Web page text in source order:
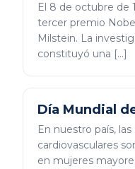
El 8 de octubre de
tercer premio
Milstein. La
constituyó una […]
Día Mundial
En nuestro país,
cardiovasculares
en mujeres